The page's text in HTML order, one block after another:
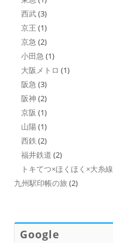
西武(3)
京王 (1)
京急 (2)
小田急 (1)
大阪メトロ (1)
阪急 (3)
阪神 (2)
京阪 (1)
山陽 (1)
西鉄 (2)
福井鉄道 (2)
トキてつ×ほくほく×大糸線
九州駅印帳の旅 (2)
Google